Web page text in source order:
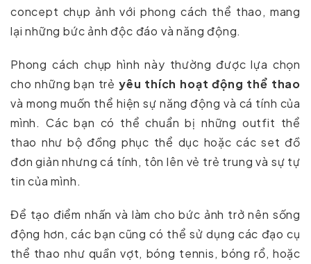
concept chụp ảnh với phong cách thể thao, mang
lại những bức ảnh độc đáo và năng động.
Phong cách chụp hình này thường được lựa chọn
cho những bạn trẻ yêu thích hoạt động thể thao
và mong muốn thể hiện sự năng động và cá tính của
mình. Các bạn có thể chuẩn bị những outfit thể
thao như bộ đồng phục thể dục hoặc các set đồ
đơn giản nhưng cá tính, tôn lên vẻ trẻ trung và sự tự
tin của mình.
Để tạo điểm nhấn và làm cho bức ảnh trở nên sống
động hơn, các bạn cũng có thể sử dụng các đạo cụ
thể thao như quần vợt, bóng tennis, bóng rổ, hoặc